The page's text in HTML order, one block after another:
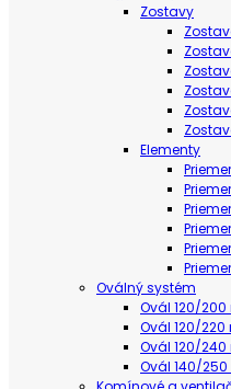
Zostavy
Elementy
Oválný systém
Ovál 120/
Ovál 120/220
Ovál 120/
Ovál 140/